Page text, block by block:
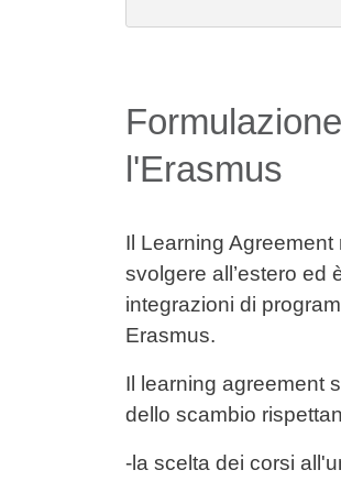
l'Erasmus
Il Learning
svolgere all’estero
integrazioni di
Erasmus.
Il learning agreement
dello scambio
-la scelta dei corsi